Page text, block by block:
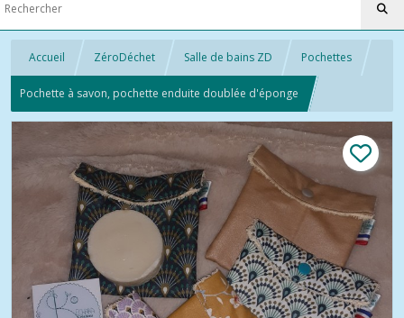
Accueil ZéroDéchet Salle de bains ZD Pochettes
Pochette à savon, pochette enduite doublée d'éponge